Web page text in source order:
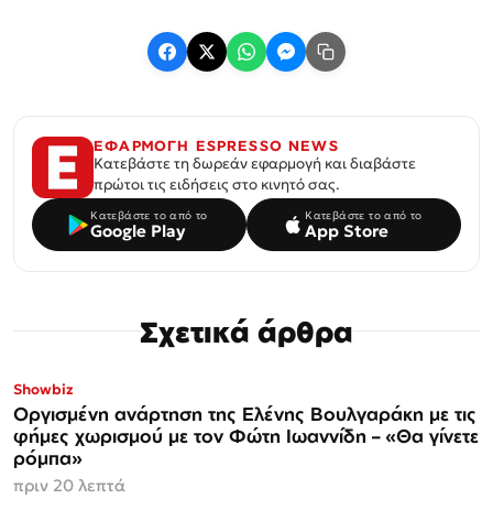
ΕΦΑΡΜΟΓΗ ESPRESSO NEWS
Κατεβάστε τη δωρεάν εφαρμογή και διαβάστε
πρώτοι τις ειδήσεις στο κινητό σας.
Κατεβάστε το από το
Google Play
Κατεβάστε το από το
App Store
Σχετικά άρθρα
Showbiz
Οργισμένη ανάρτηση της Ελένης Βουλγαράκη με τις
φήμες χωρισμού με τον Φώτη Ιωαννίδη – «Θα γίνετε
ρόμπα»
πριν 20 λεπτά